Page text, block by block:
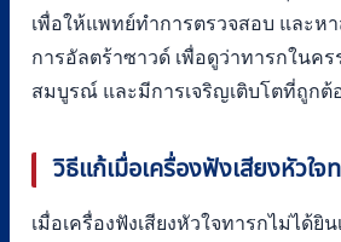
เพื่อให้แพทย์ทำการตรวจสอบ และห
การอัลตร้าซาวด์ เพื่อดูว่าทารกในค
สมบูรณ์ และมีการเจริญเติบโตที่ถูกต้
วิธีแก้เมื่อเครื่องฟังเสียงหัวใจ
เมื่อเครื่องฟังเสียงหัวใจทารกไม่ได้ยิ